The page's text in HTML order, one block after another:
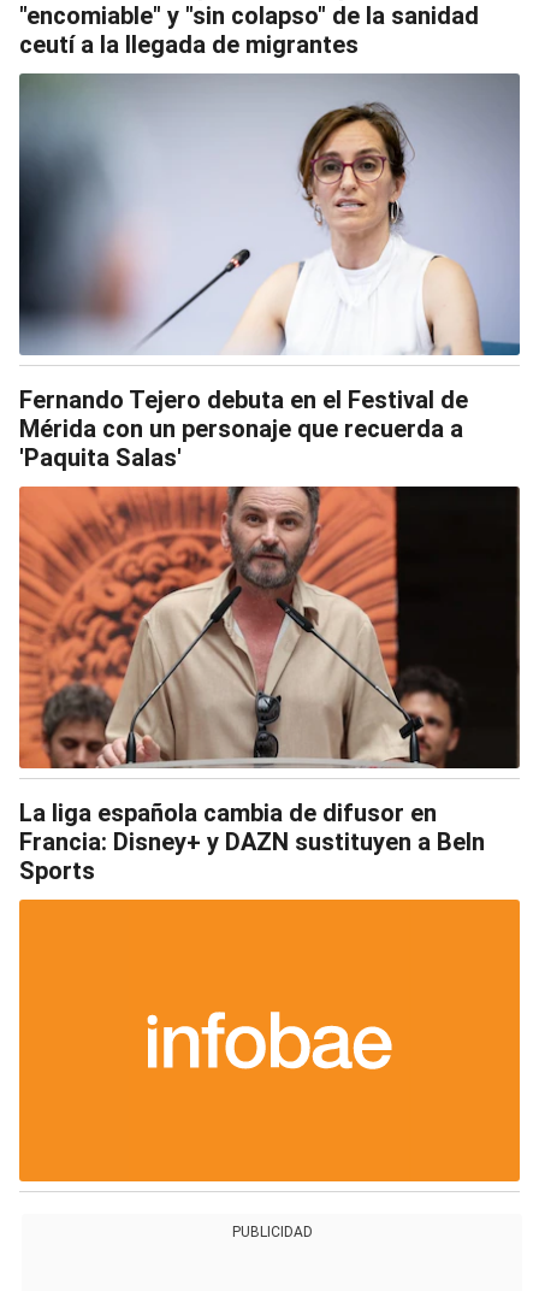
"encomiable" y "sin colapso" de la sanidad
ceutí a la llegada de migrantes
Fernando Tejero debuta en el Festival de
Mérida con un personaje que recuerda a
'Paquita Salas'
La liga española cambia de difusor en
Francia: Disney+ y DAZN sustituyen a BeIn
Sports
PUBLICIDAD